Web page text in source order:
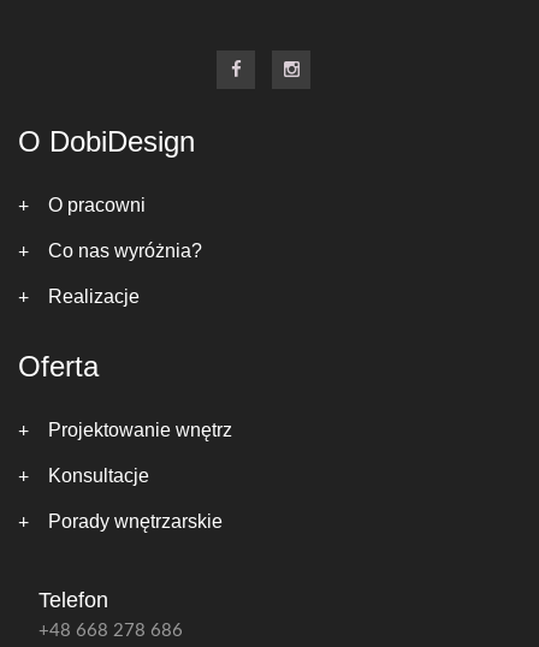
O DobiDesign
O pracowni
Co nas wyróżnia?
Realizacje
Oferta
Projektowanie wnętrz
Konsultacje
Porady wnętrzarskie
Telefon
+48 668 278 686